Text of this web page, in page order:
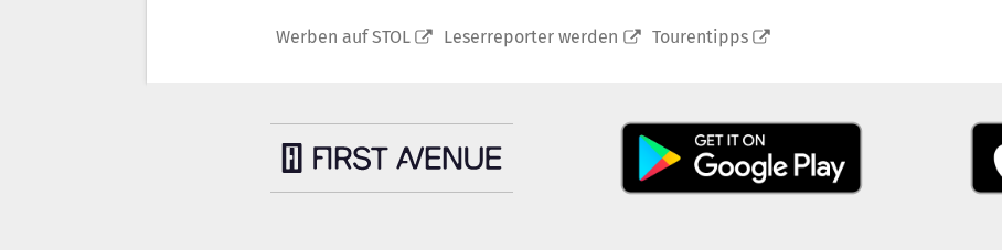
Werben auf STOL Leserreporter werden Tourentipps